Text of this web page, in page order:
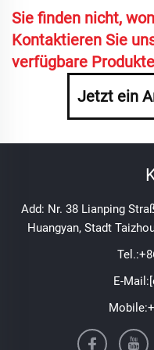
Sie finden nicht,
Kontaktieren Sie
verfügbare
Jetzt ein
Add: Nr. 38 Lianping
Huangyan, Stadt
Tel.:
E-Mail:
Mobile: